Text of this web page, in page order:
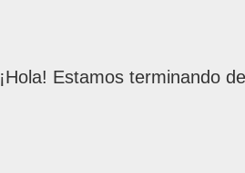
¡Hola! Estamos terminando